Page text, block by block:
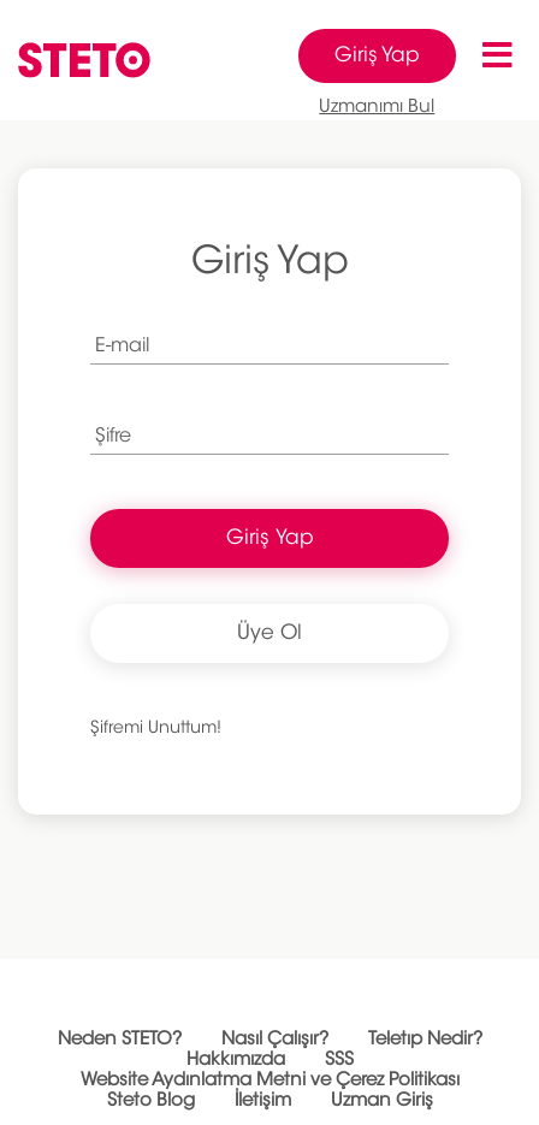
Giriş Yap
Uzmanımı Bul
Giriş Yap
E-mail
Şifre
Giriş Yap
Üye Ol
Şifremi Unuttum!
Neden STETO? Nasıl Çalışır?
Teletıp Nedir?
Hakkımızda
SSS
Website Aydınlatma Metni ve Çerez Politikası
Steto Blog
İletişim Uzman Giriş